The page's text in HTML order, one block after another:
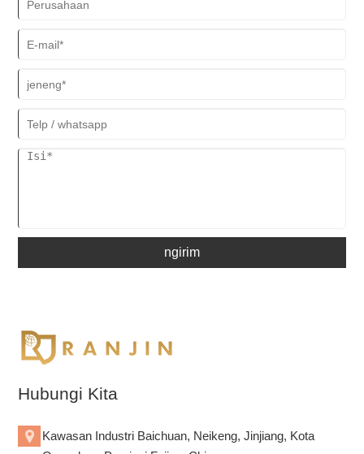
ngirim
Hubungi Kita
Kawasan Industri Baichuan, Neikeng, Jinjiang, Kota